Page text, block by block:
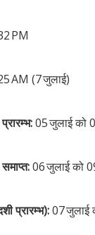
PM
AM (7 जुलाई)
05 जुलाई को
06 जुलाई को
प्रारम्भ):07 जुलाई